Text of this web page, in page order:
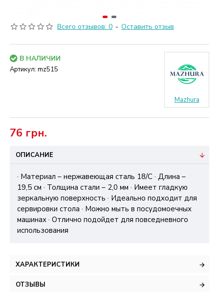
Всего отзывов: 0 - Оставить отзыв
76 грн.
В НАЛИЧИИ
Артикул: mz515
Mazhura
ОПИСАНИЕ
· Материал – нержавеющая сталь 18/C · Длина –
19,5 см · Толщина стали – 2,0 мм · Имеет гладкую
зеркальную поверхность · Идеально подходит для
сервировки стола · Можно мыть в посудомоечных
машинах · Отлично подойдет для повседневного
использования
ХАРАКТЕРИСТИКИ
ОТЗЫВЫ